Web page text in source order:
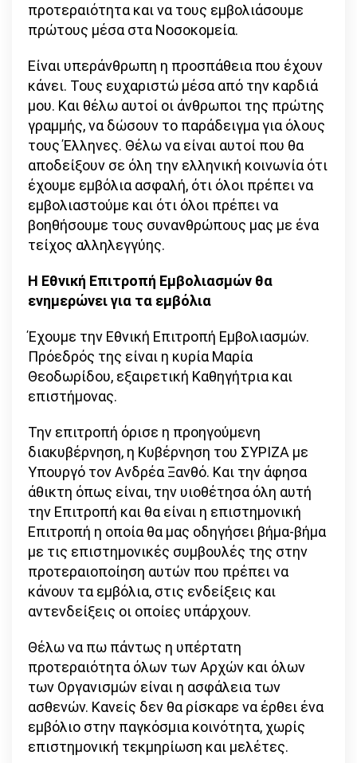
προτεραιότητα και να τους εμβολιάσουμε
πρώτους μέσα στα Νοσοκομεία.
Είναι υπεράνθρωπη η προσπάθεια που έχουν
κάνει. Τους ευχαριστώ μέσα από την καρδιά
μου. Και θέλω αυτοί οι άνθρωποι της πρώτης
γραμμής, να δώσουν το παράδειγμα για όλους
τους Έλληνες. Θέλω να είναι αυτοί που θα
αποδείξουν σε όλη την ελληνική κοινωνία ότι
έχουμε εμβόλια ασφαλή, ότι όλοι πρέπει να
εμβολιαστούμε και ότι όλοι πρέπει να
βοηθήσουμε τους συνανθρώπους μας με ένα
τείχος αλληλεγγύης.
Η Εθνική Επιτροπή Εμβολιασμών θα
ενημερώνει για τα εμβόλια
Έχουμε την Εθνική Επιτροπή Εμβολιασμών.
Πρόεδρός της είναι η κυρία Μαρία
Θεοδωρίδου, εξαιρετική Καθηγήτρια και
επιστήμονας.
Την επιτροπή όρισε η προηγούμενη
διακυβέρνηση, η Κυβέρνηση του ΣΥΡΙΖΑ με
Υπουργό τον Ανδρέα Ξανθό. Και την άφησα
άθικτη όπως είναι, την υιοθέτησα όλη αυτή
την Επιτροπή και θα είναι η επιστημονική
Επιτροπή η οποία θα μας οδηγήσει βήμα-βήμα
με τις επιστημονικές συμβουλές της στην
προτεραιοποίηση αυτών που πρέπει να
κάνουν τα εμβόλια, στις ενδείξεις και
αντενδείξεις οι οποίες υπάρχουν.
Θέλω να πω πάντως η υπέρτατη
προτεραιότητα όλων των Αρχών και όλων
των Οργανισμών είναι η ασφάλεια των
ασθενών. Κανείς δεν θα ρίσκαρε να έρθει ένα
εμβόλιο στην παγκόσμια κοινότητα, χωρίς
επιστημονική τεκμηρίωση και μελέτες.